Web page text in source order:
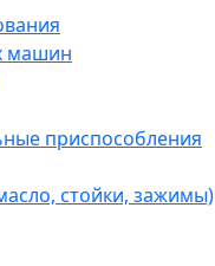
машин
приспособления
стойки, зажимы)